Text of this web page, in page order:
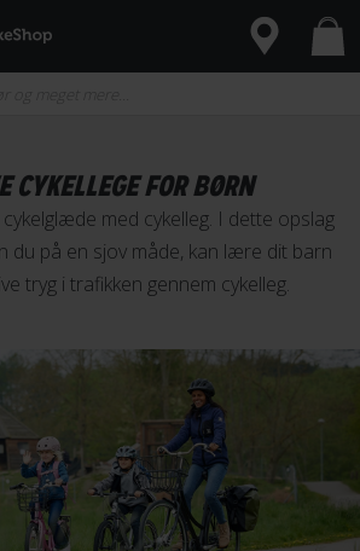
CYKELLEGE FOR BØRN
med cykelleg. I dette opslag
du på en sjov måde, kan lære dit barn
tryg i trafikken gennem cykelleg.